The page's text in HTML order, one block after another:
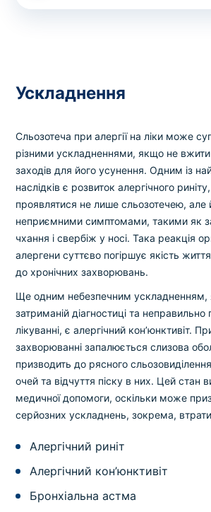
Ускладнення
Сльозотеча при алергії на ліки може
різними ускладненнями, якщо не
заходів для його усунення. Одним із
наслідків є розвиток алергічного
проявлятися не лише сльозотечею, але
неприємними симптомами, такими як
чхання і свербіж у носі. Така реакція
алергени суттєво погіршує якість
до хронічних захворювань.
Ще одним небезпечним ускладненням,
затриманій діагностиці та неправильно
лікуванні, є алергічний кон’юнктивіт.
захворюванні запалюється слизова
призводить до рясного
очей та відчуття піску в них. Цей стан
медичної допомоги, оскільки може
серйозних ускладнень, зокрема,
Алергічний риніт
Алергічний кон’юнктивіт
Бронхіальна астма